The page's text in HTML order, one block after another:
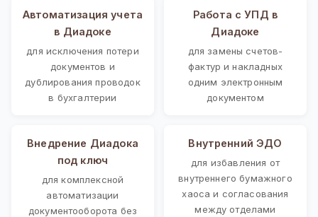
Автоматизация учета
в Диадоке
для исключения потери
документов и
дублирования проводок
в бухгалтерии
Работа с УПД в
Диадоке
для замены счетов-
фактур и накладных
одним электронным
документом
Внедрение Диадока
под ключ
для комплексной
автоматизации
документооборота без
Внутренний ЭДО
для избавления от
внутреннего бумажного
хаоса и согласования
между отделами